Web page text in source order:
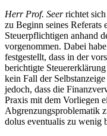
Herr Prof. Seerrichtet
zu Beginn seines
Steuerpflichtigen anhand
vorgenommen. Dabei habe
festgestellt, dass in der
berichtigte
kein Fall der
jedoch, dass die
Praxis mit dem Vorliegen
Abgrenzungsproblematik
dolus eventualis zu wenig